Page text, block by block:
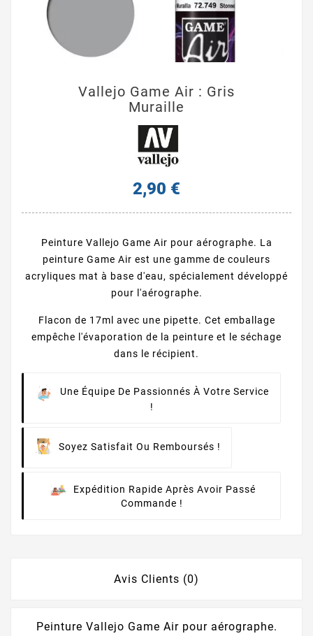
Vallejo Game Air : Gris
Muraille
2,90 €
Peinture Vallejo Game Air pour aérographe. La
peinture Game Air est une gamme de couleurs
acryliques mat à base d'eau, spécialement développé
pour l'aérographe.
Flacon de 17ml avec une pipette. Cet emballage
empêche l'évaporation de la peinture et le séchage
dans le récipient.
Une Équipe De Passionnés À Votre Service
!
Soyez Satisfait Ou Remboursés !
Expédition Rapide Après Avoir Passé
Commande !
Avis Clients (0)
Peinture Vallejo Game Air pour aérographe.